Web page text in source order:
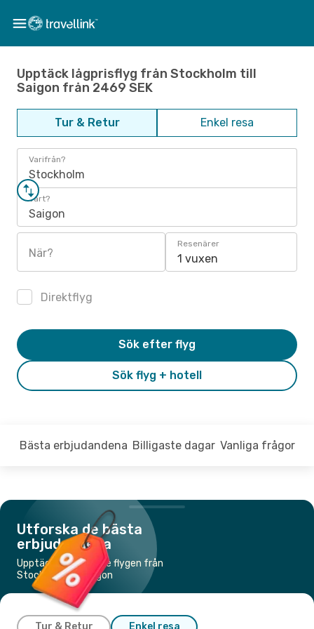
Upptäck lågprisflyg från Stockholm till
Saigon från 2469 SEK
Tur & Retur Enkel resa
Varifrån?
Stockholm
Vart?
Saigon
När?
Resenärer
1 vuxen
Direktflyg
Sök flyg + hotell
Sök efter flyg
Bästa erbjudandena Billigaste dagar Vanliga frågor
Utforska de bästa
erbjudandena
Upptäck de billigaste flygen från
Stockholm till Saigon
Tur & Retur Enkel resa